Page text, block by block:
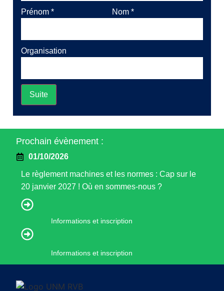
Prénom * Nom *
Organisation
Suite
Prochain évènement :
01/10/2026
Le règlement machines et les normes : Cap sur le
20 janvier 2027 ! Où en sommes-nous ?
Informations et inscription
Informations et inscription